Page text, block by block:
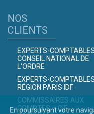
NOS
CLIENTS
EXPERTS-
CONSEIL NATIONAL DE
L'ORDRE
EXPERTS-
RÉGION PARIS IDF
COMMISSAIRES AUX
COMPTES – CIE
En poursuivant votre